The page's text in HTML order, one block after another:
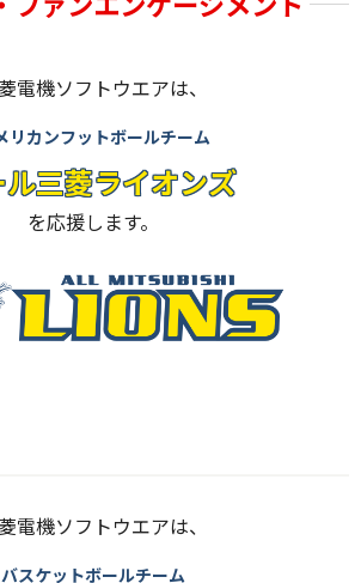
電機ソフトウエアは、
三菱ライオンズ
リカンフットボールチーム
を応援します。
電機ソフトウエアは、
バスケットボールチーム